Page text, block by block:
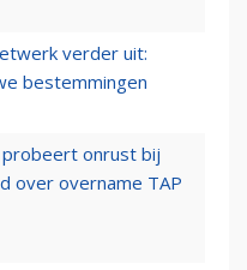
verder uit:
bestemmingen
onrust bij
over overname TAP